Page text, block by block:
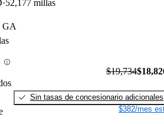
52,177 millas
GA
$19,734
Sin tasas de concesionario adicionales
$382/mes